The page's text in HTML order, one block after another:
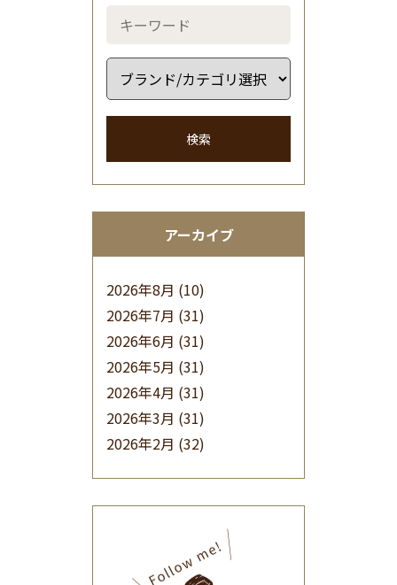
検索
アーカイブ
2026年8月 (10)
2026年7月 (31)
2026年6月 (31)
2026年5月 (31)
2026年4月 (31)
2026年3月 (31)
2026年2月 (32)
(32)
2025年9月(30)